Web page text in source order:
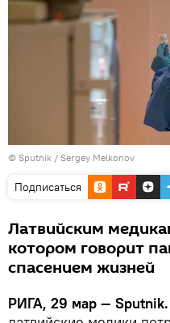
© Sputnik / Sergey Melkonov
Подписаться
Латвийским
котором говорит
спасением жизней
РИГА, 29 мар — Sputnik.